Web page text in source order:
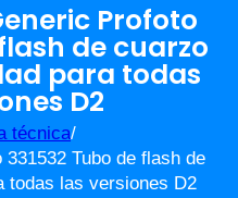
Profoto
de cuarzo
para todas
D2
técnica/
Tubo de flash de
todas las versiones D2